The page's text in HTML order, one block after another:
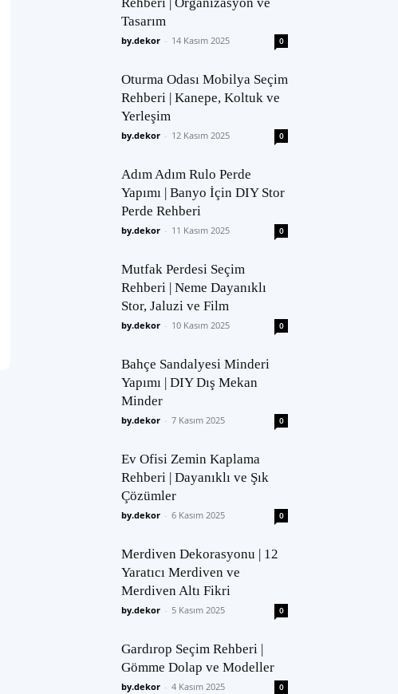
Tasarım
by.dekor - 14 Kasım 2025 0
Oturma Odası Mobilya Seçim
Rehberi | Kanepe, Koltuk ve
Yerleşim
by.dekor - 12 Kasım 2025 0
Adım Adım Rulo Perde
Yapımı | Banyo İçin DIY Stor
Perde Rehberi
by.dekor - 11 Kasım 2025 0
Mutfak Perdesi Seçim
Rehberi | Neme Dayanıklı
Stor, Jaluzi ve Film
by.dekor - 10 Kasım 2025 0
Bahçe Sandalyesi Minderi
Yapımı | DIY Dış Mekan
Minder
by.dekor - 7 Kasım 2025 0
Ev Ofisi Zemin Kaplama
Rehberi | Dayanıklı ve Şık
Çözümler
by.dekor - 6 Kasım 2025 0
Merdiven Dekorasyonu | 12
Yaratıcı Merdiven ve
Merdiven Altı Fikri
by.dekor - 5 Kasım 2025 0
Gardırop Seçim Rehberi |
Gömme Dolap ve Modeller
by.dekor - 4 Kasım 2025 0